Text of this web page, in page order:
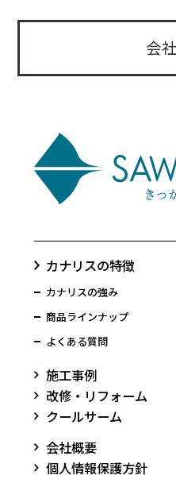
会
カナリスの特徴
カナリスの強み
商品ラインナップ
よくある質問
施工事例
改修・リフォーム
クールサーム
会社概要
個人情報保護方針